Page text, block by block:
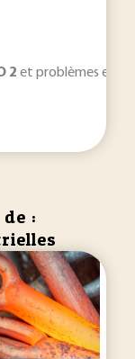
2 et problèmes
: